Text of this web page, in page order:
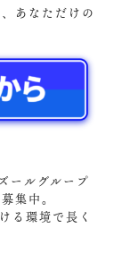
あなただけの
ールグループ
集中。
る環境で長く